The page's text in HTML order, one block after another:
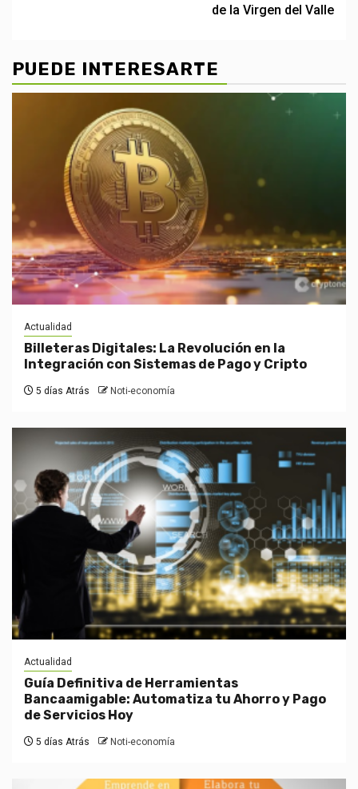
de la Virgen del Valle
PUEDE INTERESARTE
Actualidad
Billeteras Digitales: La Revolución en la
Integración con Sistemas de Pago y Cripto
5 días Atrás Noti-economía
Actualidad
Guía Definitiva de Herramientas
Bancaamigable: Automatiza tu Ahorro y Pago
de Servicios Hoy
5 días Atrás Noti-economía